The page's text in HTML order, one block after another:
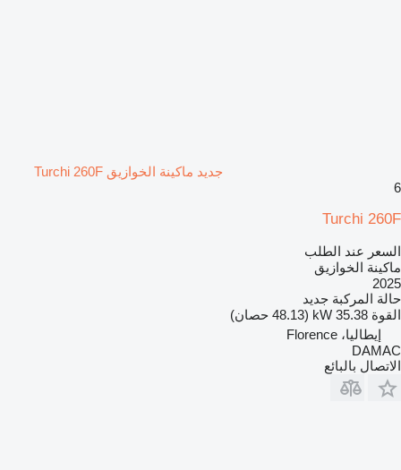
جديد ماكينة الخوازيق Turchi 260F
6
Turchi 260F
السعر عند الطلب
ماكينة الخوازيق
2025
حالة المركبة جديد
القوة 35.38 kW (48.13 حصان)
إيطاليا، Florence
DAMAC
الاتصال بالبائع